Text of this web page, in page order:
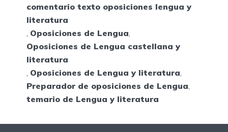
comentario texto oposiciones lengua y
literatura
Oposiciones de Lengua
Oposiciones de Lengua castellana y
literatura
Oposiciones de Lengua y literatura
Preparador de oposiciones de Lengua
temario de Lengua y literatura